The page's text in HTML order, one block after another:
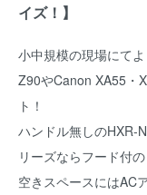
イズ！】
小中規模の現場にて
Z90やCanon XA55・
ト！
ハンドル無しのHXR-
リーズならフード付
空きスペースにはAC